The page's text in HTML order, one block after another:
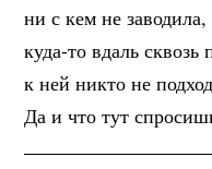
ни с кем не
куда-то вдаль
к ней никто не
Да и что тут